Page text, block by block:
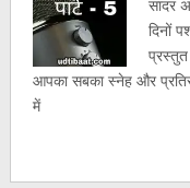
सादर
दिनों
आपका सबका स्नेह और
में